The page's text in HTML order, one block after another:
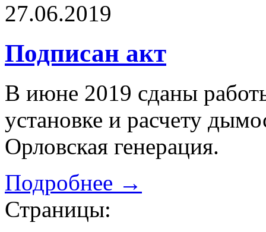
27.06.2019
Подписан акт
В июне 2019 сданы
установке и расчету
Орловская генерация.
Подробнее →
Страницы: